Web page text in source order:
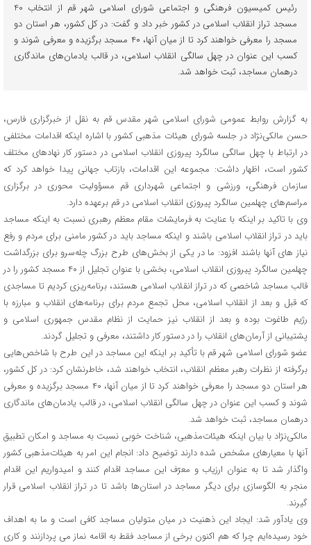
رئیس کمیسیون فرهنگی و اجتماعی شورای اسلامی شهر قم از انتخاب 40
مسجد تراز انقلاب اسلامی در کشور خبر داد و گفت: در کل کشور، هر استان دو
مسجد را معرفی خواهند کرد تا از میان آنها، ۴۰ مسجد برگزیده و معرفی شوند و
کسب این‌ عنوان در چهل سالگی انقلاب اسلامی، در قالب یادمان‌های ماندگاری
درهمان مساجد، ثبت خواهد شد.
به گزارش روابط عمومی شورای اسلامی شهر مقدس قم به نقل از خبرگزاری فارس،
حسن مالکی‌نژاد در جلسه شورای هیئات مذهبی کشور با اشاره اینکه اقدامات مختلفی
در ارتباط با چهل سالگی سالگرد پیروزی انقلاب اسلامی در دستور کار نهادهای مختلف
کشور است، اظهار داشت: مجموعه این اقدامات، بازتاب جهانی پیدا خواهد کرد که
سازمان فرهنگی، ورزشی و اجتماعی شهرداری قم مسؤولیت محوری در برگزاری
مراسم‌های چهلمین سالگرد پیروزی انقلاب اسلامی در قم برعهده دارد.
وی با تاکید بر اینکه با عنایت به فرمایشات مقام معظم رهبری نسبت به اینکه مساجد
باید در تراز انقلاب اسلامی باشند و اینکه مساجد باید در کشور مامنی برای مردم و رفع
نیاز های آنها باشند افزود: ما در یکی از بخش‌های طرح بزرگ چله‌سرو برای بزرگداشت
چهلمین سالگرد پیروزی انقلاب اسلامی، بخشی با عنوان تجلیل از ۴۰ مسجد کشور را در
قالب مساجد شاخصی که در تراز انقلاب اسلامی هستند، برنامه‌ریزی کردیم تا مساجدی
که قبل و بعد از انقلاب اسلامی، محل تجمع مردم برای برنامه‌های انقلاب و مبارزه با
رژیم طاغوت بوده و بعد از انقلاب نیز حمایت از نظام مقدس جمهوری اسلامی و
پشتیبانی از آرمان‌های انقلاب را در دستور کار داشتند، معرفی و تجلیل گردند.
عضو شورای اسلامی شهر قم با تأکید بر اینکه این مساجد در این طرح با شاخص‌هایی
برگرفته از نظرات رهبر معظم انقلاب، انتخاب خواهند شد، خاطرنشان کرد: در کل کشور،
هر استان دو مسجد را معرفی خواهند کرد تا از میان آنها، ۴۰ مسجد برگزیده و معرفی
شوند و کسب این‌ عنوان در چهل سالگی انقلاب اسلامی، در قالب یادمان‌های ماندگاری
درهمان مساجد، ثبت خواهد شد.
مالکی‌نژاد با بیان اینکه هیئات‌مذهبی، شناخت خوبی نسبت به مساجد و امکان تطبیق
آنها با معیارهای مشخص شده دارند توضیح داد: انجام این امر به هیئات‌مذهبی کشور
واگذار شد تا به عنوان ارزیاب و معرّف این مساجد اقدام کنند و‌ امیدواریم این اقدام
منجر به الگوسازی برای دیگر مساجد در استان‌ها باشد تا در تراز انقلاب اسلامی قرار
گیرند.
وی یادآور شد: ایجاد این ذهنیت در میان متولیان مساجد کافی است و ما به اهداف
خود رسیده‌ایم چرا که هم اکنون برخی از مساجد فقط به اقامه نماز می پردازنند و کاری